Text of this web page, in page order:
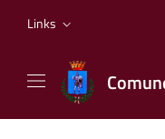
Links